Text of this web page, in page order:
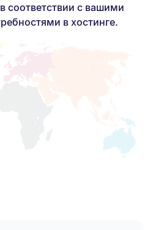
соответствии с вашими
в хостинге.